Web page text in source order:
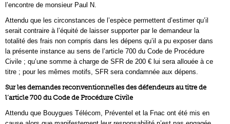
l’encontre de monsieur Paul N.
Attendu que les circonstances de l’espèce permettent d’estimer qu’il
serait contraire à l’équité de laisser supporter par le demandeur la
totalité des frais non compris dans les dépens qu’il a pu exposer dans
la présente instance au sens de l’article 700 du Code de Procédure
Civile ; qu’une somme à charge de SFR de 200 € lui sera allouée à ce
titre ; pour les mêmes motifs, SFR sera condamnée aux dépens.
Sur les demandes reconventionnelles des défendeurs au titre de
l’article 700 du Code de Procédure Civile
Attendu que Bouygues Télécom, Préventel et la Fnac ont été mis en